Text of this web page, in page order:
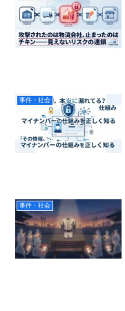
事件・社会
事件・社会